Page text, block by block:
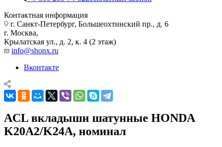
Контактная информация
г. Санкт-Петербург, Большеохтинский пр., д. 6
г. Москва,
Крылатская ул., д. 2, к. 4 (2 этаж)
info@shonx.ru
Вконтакте
ACL вкладыши шатунные HONDA
K20A2/K24A, номинал